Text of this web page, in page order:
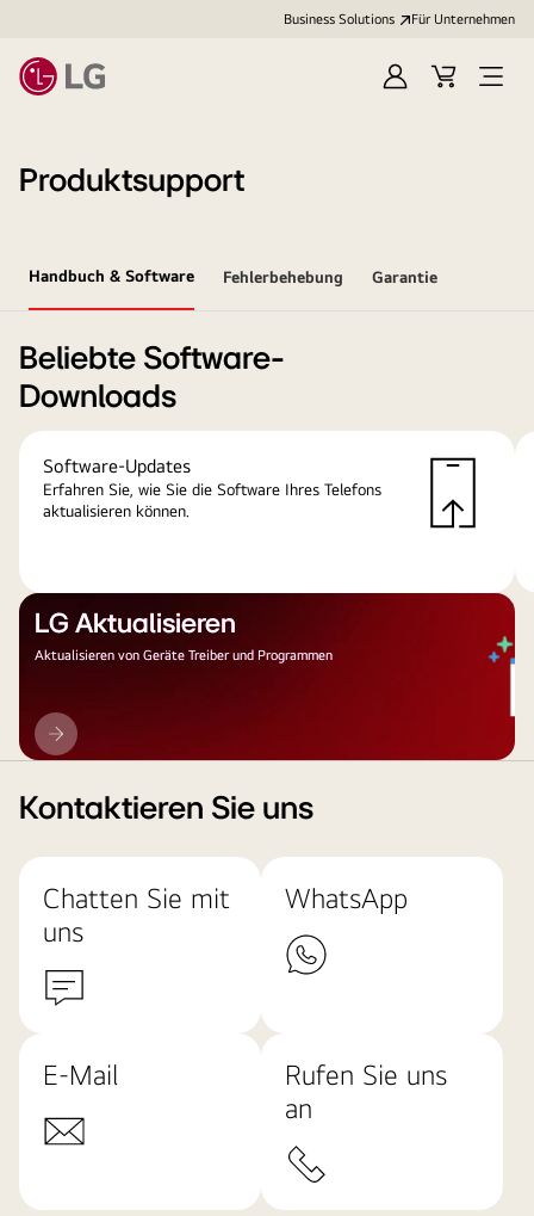
Business Solutions Für Unternehmen
Anmelden
Cart
Open
Produktsupport
Handbuch & Software Fehlerbehebung Garantie
Beliebte Software-
Downloads
Software-Updates
Erfahren Sie, wie Sie die Software Ihres Telefons
aktualisieren können.
LG Aktualisieren
Aktualisieren von Geräte Treiber und Programmen
LG
Aktualisieren
Kontaktieren Sie uns
Chatten Sie mit
uns
WhatsApp
E-Mail
Rufen Sie uns
an